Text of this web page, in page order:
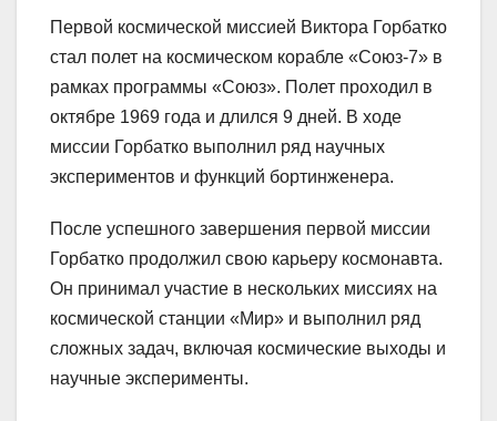
Первой космической миссией Виктора Горбатко
стал полет на космическом корабле «Союз-7» в
рамках программы «Союз». Полет проходил в
октябре 1969 года и длился 9 дней. В ходе
миссии Горбатко выполнил ряд научных
экспериментов и функций бортинженера.
После успешного завершения первой миссии
Горбатко продолжил свою карьеру космонавта.
Он принимал участие в нескольких миссиях на
космической станции «Мир» и выполнил ряд
сложных задач, включая космические выходы и
научные эксперименты.